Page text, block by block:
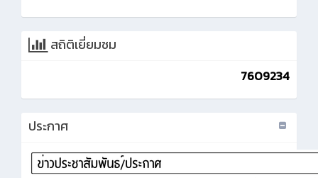
ประกาศผลการสอบคัดเลือกเพื่อบรรจุเป็นลูกจ้างชั่วคราว ทำหน้าที่